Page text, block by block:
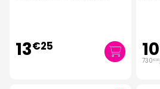
13€25 10
730€00